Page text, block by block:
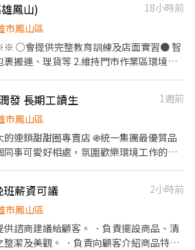
(休息時間1.5小時) 休假制度：
之紀念日、節日、勞動節及其他由中央主
均休假) 時薪：196元/時 - 特別條件 📍 報
核 📍 需有體檢報告 📍一週能配合4-5天
直接投遞履歷【立即應徵 】，名額有限！
⌚＃別讓滿心期待的我們默默在電腦另
鳳山)
18小時前
市鳳山區
○會提供完整教育訓練及店面實習● 智
搬運、理貨等 2.維持門市作業區環境、
0830-1330 彈性7:00-8:30間可到班
量及人力評估來安排時數，因此沒有保證
532號1樓 鳳山仁愛 - 智取店-高雄市鳳山
- 智取店-高雄市鳳山區八德路246之2號
雄市鳳山區文龍東路269號1樓
發 長期工讀生
1週前
市鳳山區
連鎖甜甜圈專賣店 ֍統一集團最優質品
事可愛好相處，氛圍歡樂環境工作的你
日輪班、上班時間可依課表與店長討論 ֍
】 ֍不能攜帶任何
長度及肩需綁包頭、顏色不能過淺 ֍指甲
֍手部刺青需用膚色膠帶蓋住 【福利
薪資可議
2小時前
市鳳山區
供諮商建議給顧客。 ．負責擺設商品、清
潔及美觀。 ．負責向顧客介紹商品特